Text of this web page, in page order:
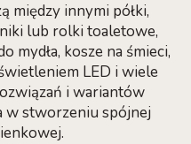
między innymi półki,
lub rolki toaletowe,
mydła, kosze na śmieci,
LED i wiele
i wariantów
w stworzeniu spójnej